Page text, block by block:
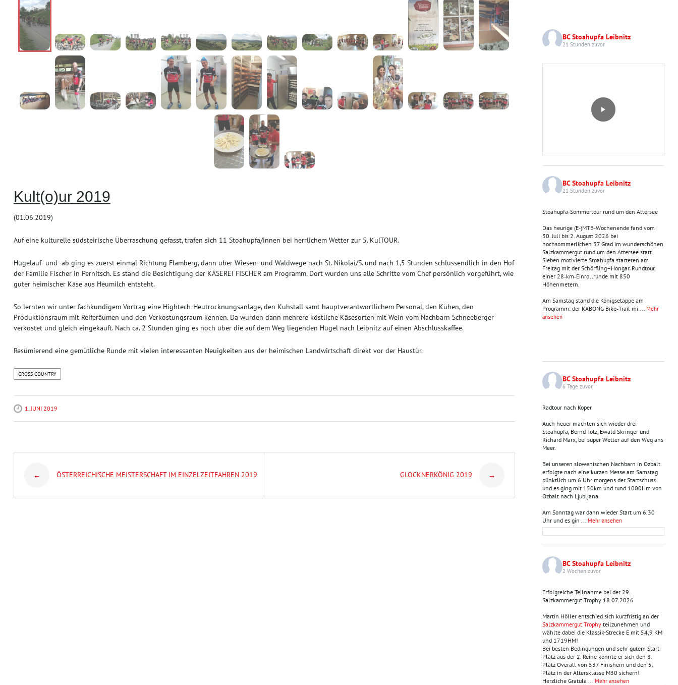
Kult(o)ur 2019
(01.06.2019)
Auf eine kulturelle südsteirische Überraschung gefasst, trafen sich 11 Stoahupfa/innen bei herrlichem Wetter zur 5. KulTOUR.
Hügelauf- und -ab ging es zuerst einmal Richtung Flamberg, dann über Wiesen- und Waldwege nach St. Nikolai/S. und nach 1,5 Stunden schlussendlich in den Hof
der Familie Fischer in Pernitsch. Es stand die Besichtigung der KÄSEREI FISCHER am Programm. Dort wurden uns alle Schritte vom Chef persönlich vorgeführt, wie
guter heimischer Käse aus Heumilch entsteht.
So lernten wir unter fachkundigem Vortrag eine Hightech-Heutrocknungsanlage, den Kuhstall samt hauptverantwortlichem Personal, den Kühen, den
Produktionsraum mit Reiferäumen und den Verkostungsraum kennen. Da wurden dann mehrere köstliche Käsesorten mit Wein vom Nachbarn Schneeberger
verkostet und gleich eingekauft. Nach ca. 2 Stunden ging es noch über die auf dem Weg liegenden Hügel nach Leibnitz auf einen Abschlusskaffee.
Resümierend eine gemütliche Runde mit vielen interessanten Neuigkeiten aus der heimischen Landwirtschaft direkt vor der Haustür.
CROSS COUNTRY
1. JUNI 2019
navigation
← ÖSTERREICHISCHE MEISTERSCHAFT IM EINZELZEITFAHREN 2019 GLOCKNERKÖNIG 2019 →
BC Stoahupfa Leibnitz
21 Stunden zuvor
BC Stoahupfa Leibnitz
21 Stunden zuvor
Stoahupfa-Sommertour rund um den Attersee
Das heurige (E‑)MTB‑Wochenende fand vom
30. Juli bis 2. August 2026 bei
hochsommerlichen 37 Grad im wunderschönen
Salzkammergut rund um den Attersee statt.
Sieben motivierte Stoahupfa starteten am
Freitag mit der Schörfling–Hongar‑Rundtour,
einer 28‑km‑Einrollrunde mit 850
Höhenmetern.
Am Samstag stand die Königsetappe am
Programm: der KABONG Bike‑Trail mi
Mehr
ansehen
BC Stoahupfa Leibnitz
6 Tage zuvor
Radtour nach Koper
Auch heuer machten sich wieder drei
Stoahupfa, Bernd Totz, Ewald Skringer und
Richard Marx, bei super Wetter auf den Weg ans
Meer.
Bei unseren slowenischen Nachbarn in Ozbalt
erfolgte nach eine kurzen Messe am Samstag
pünktlich um 6 Uhr morgens der Startschuss
und es ging mit 150km und rund 1000Hm von
Ozbalt nach Ljubljana.
Am Sonntag war dann wieder Start um 6.30
Uhr und es gin
Mehr ansehen
BC Stoahupfa Leibnitz
2 Wochen zuvor
Erfolgreiche Teilnahme bei der 29.
Salzkammergut Trophy 18.07.2026
Martin Höller entschied sich kurzfristig an der
Salzkammergut Trophy teilzunehmen und
wählte dabei die Klassik-Strecke E mit 54,9 KM
und 1719HM!
Bei besten Bedingungen und sehr gutem Start
Platz aus der 2. Reihe konnte er sich den 8.
Platz Overall von 537 Finishern und den 5.
Platz in der Altersklasse M30 sichern!
Herzliche Gratula
Mehr ansehen